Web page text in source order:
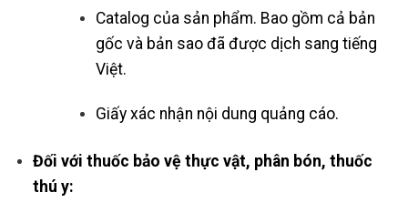
Catalog của sản phẩm. Bao gồm cả bản
gốc và bản sao đã được dịch sang tiếng
Việt.
Giấy xác nhận nội dung quảng cáo.
Đối với thuốc bảo vệ thực vật, phân bón, thuốc
thú y: